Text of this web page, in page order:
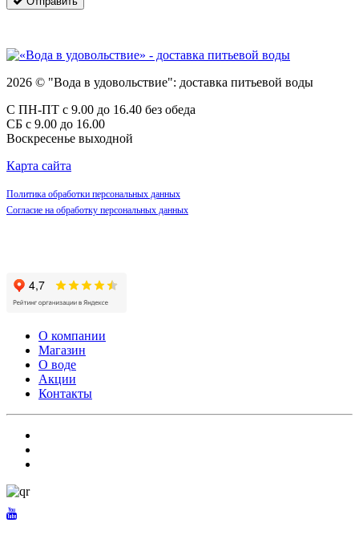
2026 © "Вода в удовольствие": доставка питьевой воды
С ПН-ПТ с 9.00 до 16.40 без обеда
СБ с 9.00 до 16.00
Воскресенье выходной
Карта сайта
Политика обработки персональных данных
Согласие на обработку персональных данных
О компании
Магазин
О воде
Акции
Контакты